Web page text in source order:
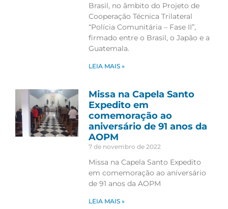
Brasil, no âmbito do Projeto de
Cooperação Técnica Trilateral
“Polícia Comunitária – Fase II”,
firmado entre o Brasil, o Japão e a
Guatemala.
LEIA MAIS »
Missa na Capela Santo
Expedito em
comemoração ao
aniversário de 91 anos da
AOPM
7 de novembro de 2022
Missa na Capela Santo Expedito
em comemoração ao aniversário
de 91 anos da AOPM
LEIA MAIS »